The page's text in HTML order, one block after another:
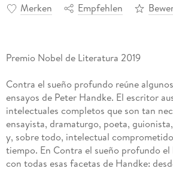
Merken Empfehlen
Premio Nobel de Literatura 2019
Contra el sueño profundo reúne
ensayos de Peter Handke. El escritor
intelectuales completos que son tan
ensayista, dramaturgo, poeta,
y, sobre todo, intelectual
tiempo. En Contra el sueño profundo
con todas esas facetas de Handke: